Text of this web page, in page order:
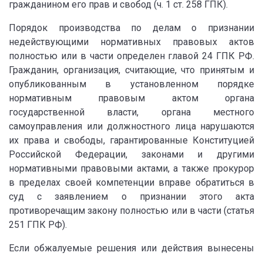
гражданином его прав и свобод (ч. 1 ст. 258 ГПК).
Порядок производства по делам о признании
недействующими нормативных правовых актов
полностью или в части определен главой 24 ГПК РФ.
Гражданин, организация, считающие, что принятым и
опубликованным в установленном порядке
нормативным правовым актом органа
государственной власти, органа местного
самоуправления или должностного лица нарушаются
их права и свободы, гарантированные Конституцией
Российской Федерации, законами и другими
нормативными правовыми актами, а также прокурор
в пределах своей компетенции вправе обратиться в
суд с заявлением о признании этого акта
противоречащим закону полностью или в части (статья
251 ГПК РФ).
Если обжалуемые решения или действия вынесены